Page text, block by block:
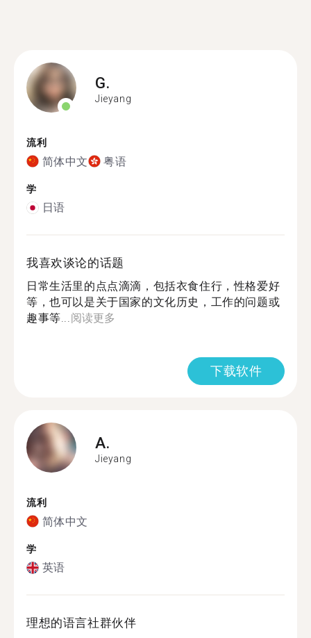
G.
Jieyang
流利
简体中文 粤语
学
日语
我喜欢谈论的话题
日常生活里的点点滴滴，包括衣食住行，性格爱好
等，也可以是关于国家的文化历史，工作的问题或
趣事等...阅读更多
下载软件
A.
Jieyang
流利
简体中文
学
英语
理想的语言社群伙伴